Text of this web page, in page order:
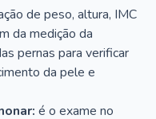
de peso, altura, IMC
da medição da
pernas para verificar
da pele e
é o exame no